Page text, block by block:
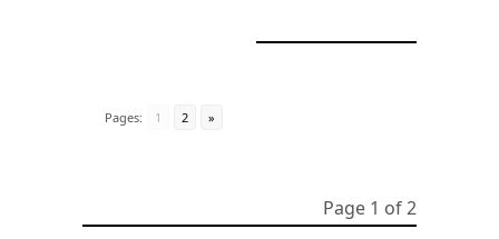
Pages: 1 2 »
Page 1 of 2